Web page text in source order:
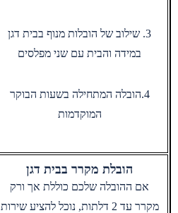
3. שילוב של הובלות מנוף בבית דגן
במידה והבית עם שני מפלסים
4.הובלה המתחילה בשעות הבוקר
המוקדמות
הובלת מקרר בבית דגן
אם ההובלה שלכם כוללת אך ורק
מקרר עד 2 דלתות, נוכל להציע שירות